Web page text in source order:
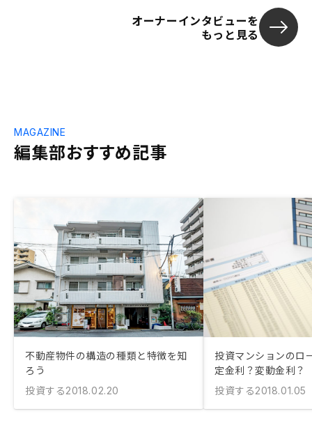
オーナーインタビューを
もっと見る
編集部おすすめ記事
MAGAZINE
不動産物件の構造の種類と特徴を知
ろう
投資する2018.02.20
投資マンションのロ
定金利？変動金利？
投資する2018.01.05